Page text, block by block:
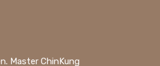
Master ChinKung